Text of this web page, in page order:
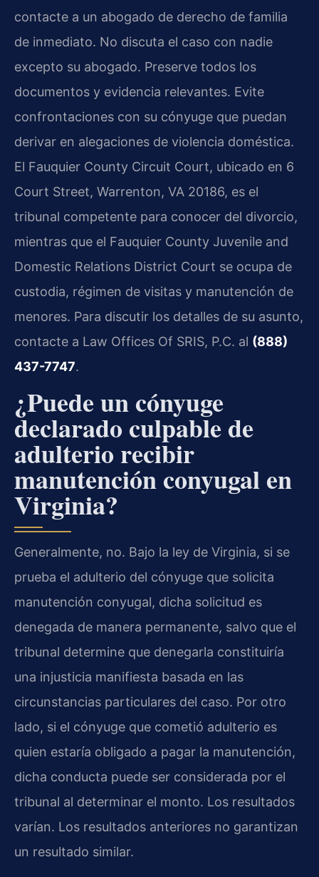
contacte a un abogado de derecho de familia
de inmediato. No discuta el caso con nadie
excepto su abogado. Preserve todos los
documentos y evidencia relevantes. Evite
confrontaciones con su cónyuge que puedan
derivar en alegaciones de violencia doméstica.
El Fauquier County Circuit Court, ubicado en 6
Court Street, Warrenton, VA 20186, es el
tribunal competente para conocer del divorcio,
mientras que el Fauquier County Juvenile and
Domestic Relations District Court se ocupa de
custodia, régimen de visitas y manutención de
menores. Para discutir los detalles de su asunto,
contacte a Law Offices Of SRIS, P.C. al (888)
437-7747.
¿Puede un cónyuge
declarado culpable de
adulterio recibir
manutención conyugal en
Virginia?
Generalmente, no. Bajo la ley de Virginia, si se
prueba el adulterio del cónyuge que solicita
manutención conyugal, dicha solicitud es
denegada de manera permanente, salvo que el
tribunal determine que denegarla constituiría
una injusticia manifiesta basada en las
circunstancias particulares del caso. Por otro
lado, si el cónyuge que cometió adulterio es
quien estaría obligado a pagar la manutención,
dicha conducta puede ser considerada por el
tribunal al determinar el monto. Los resultados
varían. Los resultados anteriores no garantizan
un resultado similar.